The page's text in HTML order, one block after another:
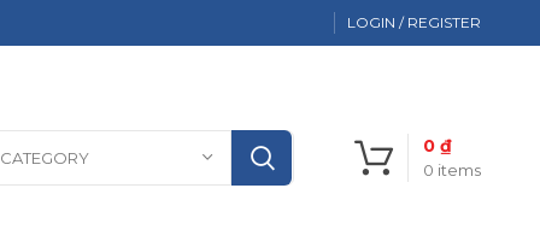
LOGIN / REGISTER
0 items
0₫